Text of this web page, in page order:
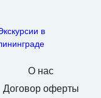
О нас
Договор оферты